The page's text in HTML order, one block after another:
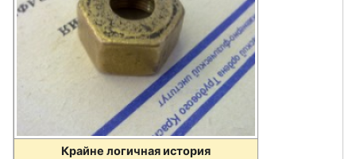
Крайне логичная история